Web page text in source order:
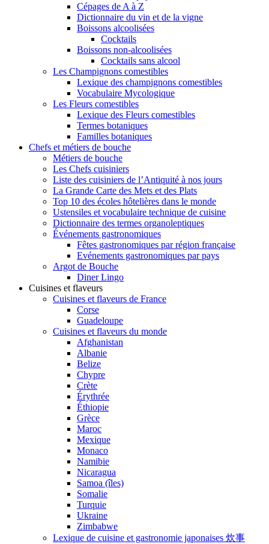
Cépages de A à Z
Dictionnaire du vin et de la vigne
Boissons alcoolisées
Cocktails
Boissons non-alcoolisées
Cocktails sans alcool
Les Champignons comestibles
Lexique des champignons comestibles
Vocabulaire Mycologique
Les Fleurs comestibles
Lexique des Fleurs comestibles
Termes botaniques
Familles botaniques
Chefs et métiers de bouche
Métiers de bouche
Les Chefs cuisiniers
Liste des cuisiniers de l’Antiquité à nos jours
La Grande Carte des Mets et des Plats
Top 10 des écoles hôtelières dans le monde
Ustensiles et vocabulaire technique de cuisine
Dictionnaire des termes organoleptiques
Événements gastronomiques
Fêtes gastronomiques par région française
Evénements gastronomiques par pays
Argot de Bouche
Diner Lingo
Cuisines et flaveurs
Cuisines et flaveurs de France
Corse
Guadeloupe
Cuisines et flaveurs du monde
Afghanistan
Albanie
Belize
Chypre
Crète
Érythrée
Éthiopie
Grèce
Maroc
Mexique
Monaco
Namibie
Nicaragua
Samoa (îles)
Somalie
Turquie
Ukraine
Zimbabwe
Lexique de cuisine et gastronomie japonaises 炊事